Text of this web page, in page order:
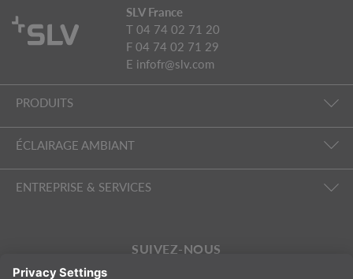
SLV France
T 04 74 02 71 20
F 04 74 02 71 29
E infofr@slv.com
PRODUITS
ÉCLAIRAGE AMBIANT
ENTREPRISE & SERVICES
SUIVEZ-NOUS